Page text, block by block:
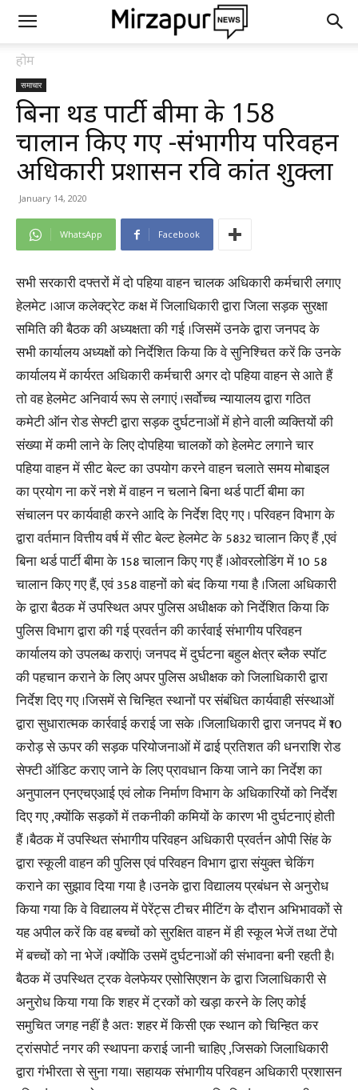
होम
समाचार
बिना थर्ड पार्टी बीमा के 158
चालान किए गए -संभागीय परिवहन
अधिकारी प्रशासन रवि कांत शुक्ला
January 14, 2020
WhatsApp Facebook
सभी सरकारी दफ्तरों में दो पहिया वाहन चालक अधिकारी कर्मचारी लगाए
हेलमेट ।आज कलेक्ट्रेट कक्ष में जिलाधिकारी द्वारा जिला सड़क सुरक्षा
समिति की बैठक की अध्यक्षता की गई ।जिसमें उनके द्वारा जनपद के
सभी कार्यालय अध्यक्षों को निर्देशित किया कि वे सुनिश्चित करें कि उनके
कार्यालय में कार्यरत अधिकारी कर्मचारी अगर दो पहिया वाहन से आते हैं
तो वह हेलमेट अनिवार्य रूप से लगाएं ।सर्वोच्च न्यायालय द्वारा गठित
कमेटी ऑन रोड सेफ्टी द्वारा सड़क दुर्घटनाओं में होने वाली व्यक्तियों की
संख्या में कमी लाने के लिए दोपहिया चालकों को हेलमेट लगाने चार
पहिया वाहन में सीट बेल्ट का उपयोग करने वाहन चलाते समय मोबाइल
का प्रयोग ना करें नशे में वाहन न चलाने बिना थर्ड पार्टी बीमा का
संचालन पर कार्यवाही करने आदि के निर्देश दिए गए । परिवहन विभाग के
द्वारा वर्तमान वित्तीय वर्ष में सीट बेल्ट हेलमेट के 5832 चालान किए हैं ,एवं
बिना थर्ड पार्टी बीमा के 158 चालान किए गए हैं ।ओवरलोडिंग में 10 58
चालान किए गए हैं, एवं 358 वाहनों को बंद किया गया है ।जिला अधिकारी
के द्वारा बैठक में उपस्थित अपर पुलिस अधीक्षक को निर्देशित किया कि
पुलिस विभाग द्वारा की गई प्रवर्तन की कार्रवाई संभागीय परिवहन
कार्यालय को उपलब्ध कराएं। जनपद में दुर्घटना बहुल क्षेत्र ब्लैक स्पॉट
की पहचान कराने के लिए अपर पुलिस अधीक्षक को जिलाधिकारी द्वारा
निर्देश दिए गए ।जिसमें से चिन्हित स्थानों पर संबंधित कार्यवाही संस्थाओं
द्वारा सुधारात्मक कार्रवाई कराई जा सके ।जिलाधिकारी द्वारा जनपद में ₹10
करोड़ से ऊपर की सड़क परियोजनाओं में ढाई प्रतिशत की धनराशि रोड
सेफ्टी ऑडिट कराए जाने के लिए प्रावधान किया जाने का निर्देश का
अनुपालन एनएचएआई एवं लोक निर्माण विभाग के अधिकारियों को निर्देश
दिए गए ,क्योंकि सड़कों में तकनीकी कमियों के कारण भी दुर्घटनाएं होती
हैं ।बैठक में उपस्थित संभागीय परिवहन अधिकारी प्रवर्तन ओपी सिंह के
द्वारा स्कूली वाहन की पुलिस एवं परिवहन विभाग द्वारा संयुक्त चेकिंग
कराने का सुझाव दिया गया है ।उनके द्वारा विद्यालय प्रबंधन से अनुरोध
किया गया कि वे विद्यालय में पेरेंट्स टीचर मीटिंग के दौरान अभिभावकों से
यह अपील करें कि वह बच्चों को सुरक्षित वाहन में ही स्कूल भेजें तथा टेंपो
में बच्चों को ना भेजें ।क्योंकि उसमें दुर्घटनाओं की संभावना बनी रहती है।
बैठक में उपस्थित ट्रक वेलफेयर एसोसिएशन के द्वारा जिलाधिकारी से
अनुरोध किया गया कि शहर में ट्रकों को खड़ा करने के लिए कोई
समुचित जगह नहीं है अतः शहर में किसी एक स्थान को चिन्हित कर
ट्रांसपोर्ट नगर की स्थापना कराई जानी चाहिए ,जिसको जिलाधिकारी
द्वारा गंभीरता से सुना गया। सहायक संभागीय परिवहन अधिकारी प्रशासन